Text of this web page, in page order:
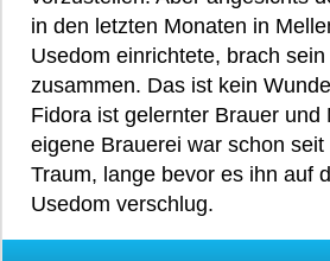
in den letzten Monaten in
Usedom einrichtete, brach
zusammen. Das ist kein
Fidora ist gelernter Brauer und
eigene Brauerei war schon
Traum, lange bevor es ihn auf
Usedom verschlug.